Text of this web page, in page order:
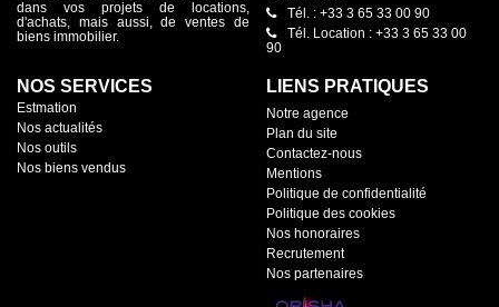
dans vos projets de locations,
d'achats, mais aussi, de ventes de
biens immobilier.
Tél. : +33 3 65 33 00 90
Tél. Location : +33 3 65 33 00
90
NOS SERVICES
Estmation
Nos actualités
Nos outils
Nos biens vendus
LIENS PRATIQUES
Notre agence
Plan du site
Contactez-nous
Mentions
Politique de confidentialité
Politique des cookies
Nos honoraires
Recrutement
Nos partenaires